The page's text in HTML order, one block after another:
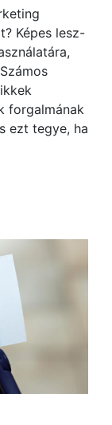
Képes lesz-
forgalmának
ezt tegye, ha